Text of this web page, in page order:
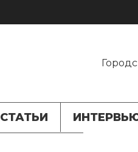
СТАТЬИ